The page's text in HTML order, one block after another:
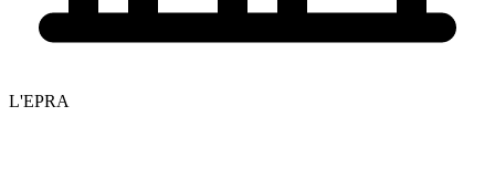
L'EPRA